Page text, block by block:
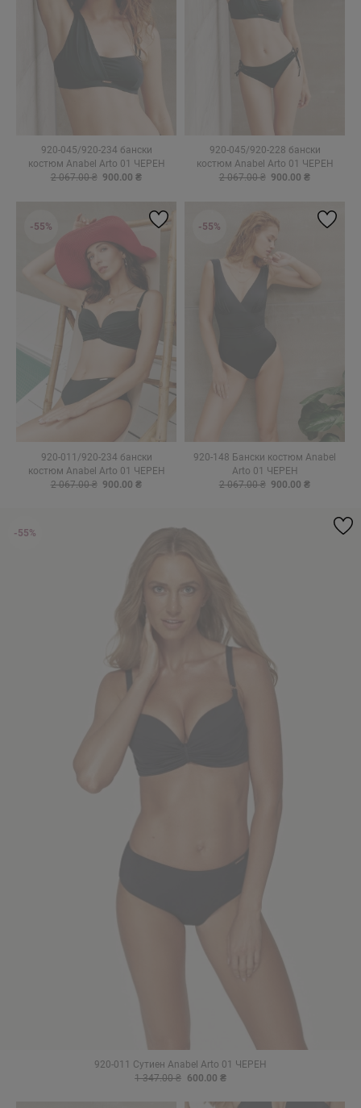
920-045/920-234 бански
костюм Anabel Arto 01 ЧЕРЕН
2 067.00 ₴ 900.00 ₴
920-045/920-228 бански
костюм Anabel Arto 01 ЧЕРЕН
2 067.00 ₴ 900.00 ₴
920-011/920-234 бански
костюм Anabel Arto 01 ЧЕРЕН
2 067.00 ₴ 900.00 ₴
-55%
920-148 Бански костюм Anabel
Arto 01 ЧЕРЕН
2 067.00 ₴ 900.00 ₴
-55%
920-011 Сутиен Anabel Arto 01 ЧЕРЕН
1 347.00 ₴ 600.00 ₴
-55%